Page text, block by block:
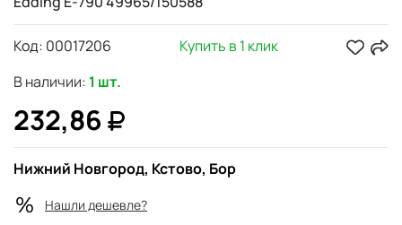
В наличии: 1 шт.
232,86
Код: 00017206 Купить в 1 клик
Нижний Новгород, Кстово, Бор
Нашли дешевле?